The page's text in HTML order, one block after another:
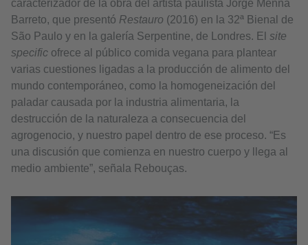
caracterizador de la obra del artista paulista Jorge Menna
Barreto, que presentó Restauro (2016) en la 32ª Bienal de
São Paulo y en la galería Serpentine, de Londres. El site
specific ofrece al público comida vegana para plantear
varias cuestiones ligadas a la producción de alimento del
mundo contemporáneo, como la homogeneización del
paladar causada por la industria alimentaria, la
destrucción de la naturaleza a consecuencia del
agrogenocio, y nuestro papel dentro de ese proceso. “Es
una discusión que comienza en nuestro cuerpo y llega al
medio ambiente”, señala Rebouças.